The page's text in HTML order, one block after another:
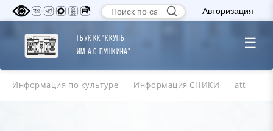
Авторизация
ГБУК КК "ККУНБ
им. А.С. Пушкина"
☰
Информация по культуре Информация СНИКИ att